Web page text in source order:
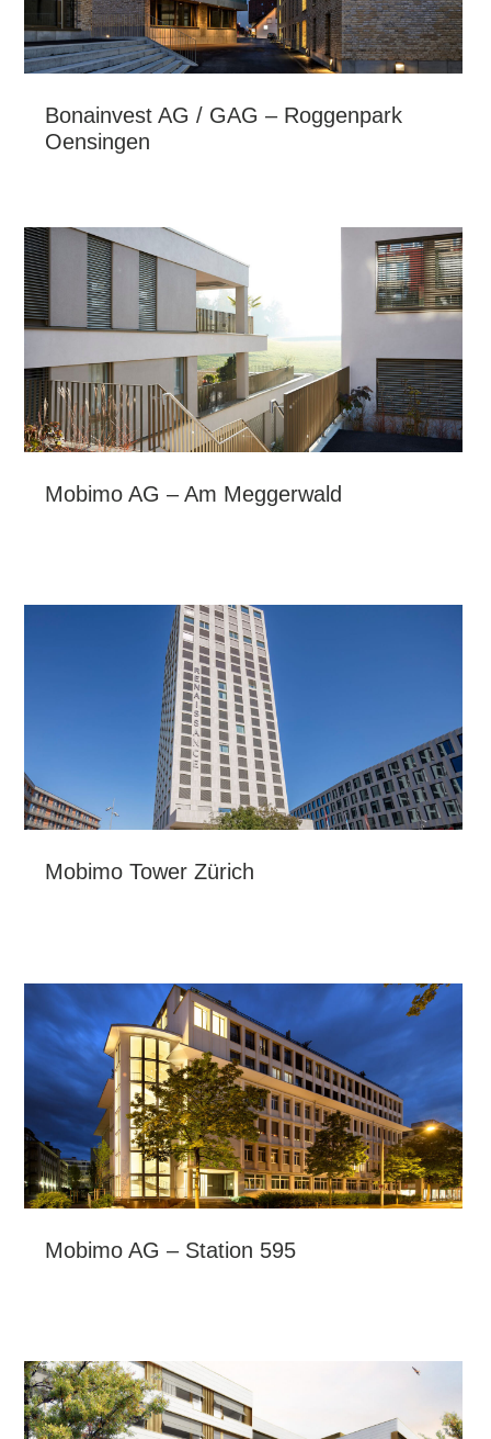
Bonainvest AG / GAG – Roggenpark
Oensingen
Mobimo AG – Am Meggerwald
Mobimo Tower Zürich
Mobimo AG – Station 595